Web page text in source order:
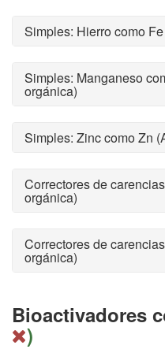
Simples: Hierro como
Simples: Manganeso
orgánica)
Simples: Zinc como Zn
Correctores de
orgánica)
Correctores de
orgánica)
Bioactivadores
)